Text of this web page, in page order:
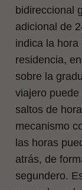
bidireccional
adicional de
indica la
residencia,
sobre la
viajero
saltos de
mecanismo
las horas
atrás, de
segundero.